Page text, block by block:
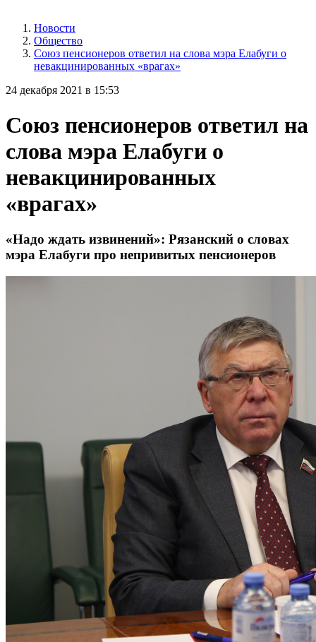
Новости
Общество
Союз пенсионеров ответил на слова мэра Елабуги о
невакцинированных «врагах»
24 декабря 2021 в 15:53
Союз пенсионеров ответил на
слова мэра Елабуги о
невакцинированных
«врагах»
«Надо ждать извинений»: Рязанский о словах
мэра Елабуги про непривитых пенсионеров